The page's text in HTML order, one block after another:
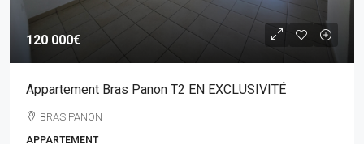
120 000€
Appartement Bras Panon T2 EN EXCLUSIVITÉ
BRAS PANON
APPARTEMENT